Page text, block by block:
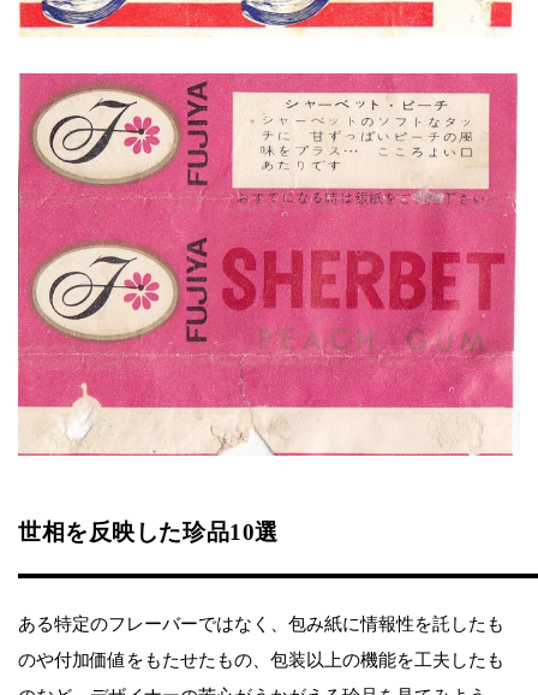
世相を反映した珍品10選
ある特定のフレーバーではなく、包み紙に情報性を託したも
のや付加価値をもたせたもの、包装以上の機能を工夫したも